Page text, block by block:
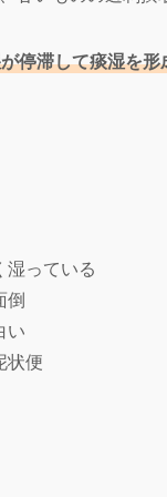
停滞して痰湿を形
湿っている
倒
い
状便